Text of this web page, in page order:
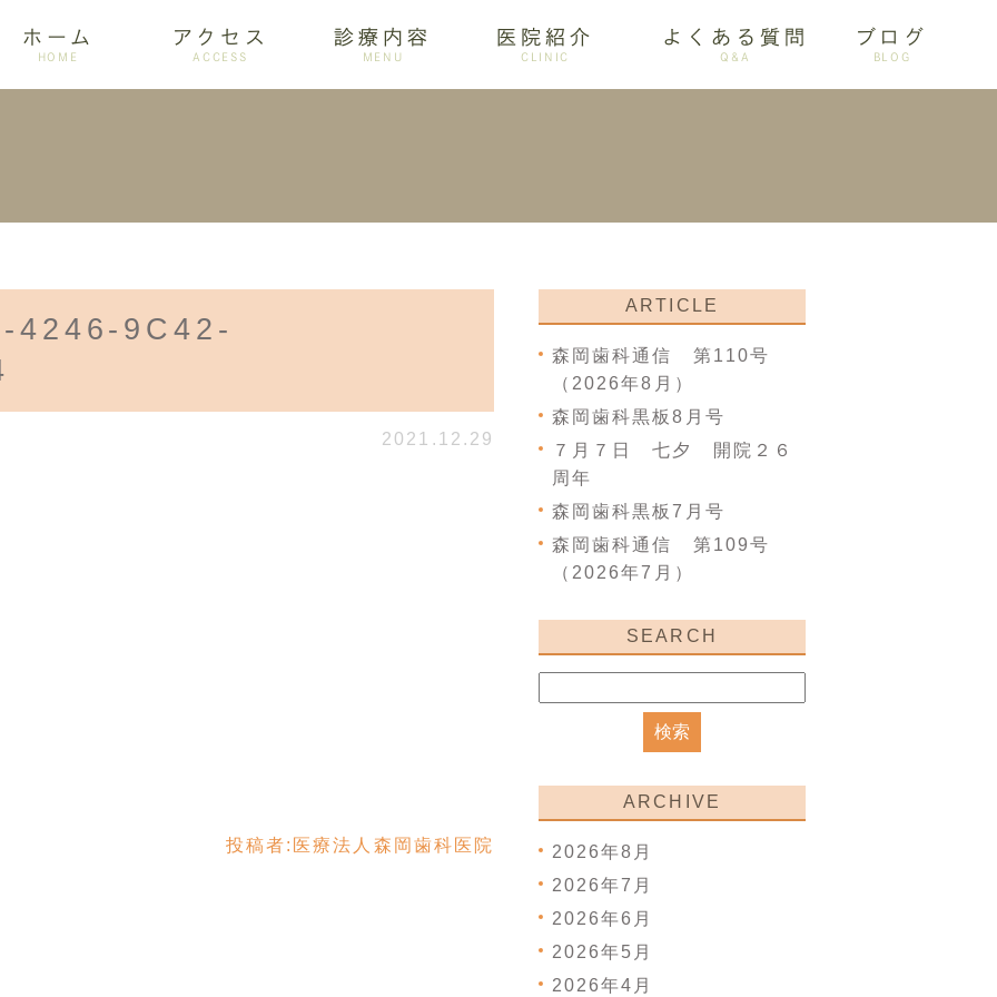
ホーム
HOME
アクセス
ACCESS
診療内容
MENU
訪問歯科 歯周病 ホワイトニング 審美歯科
医院紹介
CLINIC
設備紹介 アクセス
よくある質問
Q&A
ブログ
BLOG
グ
4246-9C42-
2021.12.29
投稿者: 医療法人森岡歯科医院
ARTICLE
森岡歯科通信 第110号
（2026年8月）
森岡歯科黒板8月号
７月７日 七夕 開院２６
周年
森岡歯科黒板7月号
森岡歯科通信 第109号
（2026年7月）
SEARCH
ARCHIVE
2026年8月
2026年7月
2026年6月
2026年5月
2026年4月